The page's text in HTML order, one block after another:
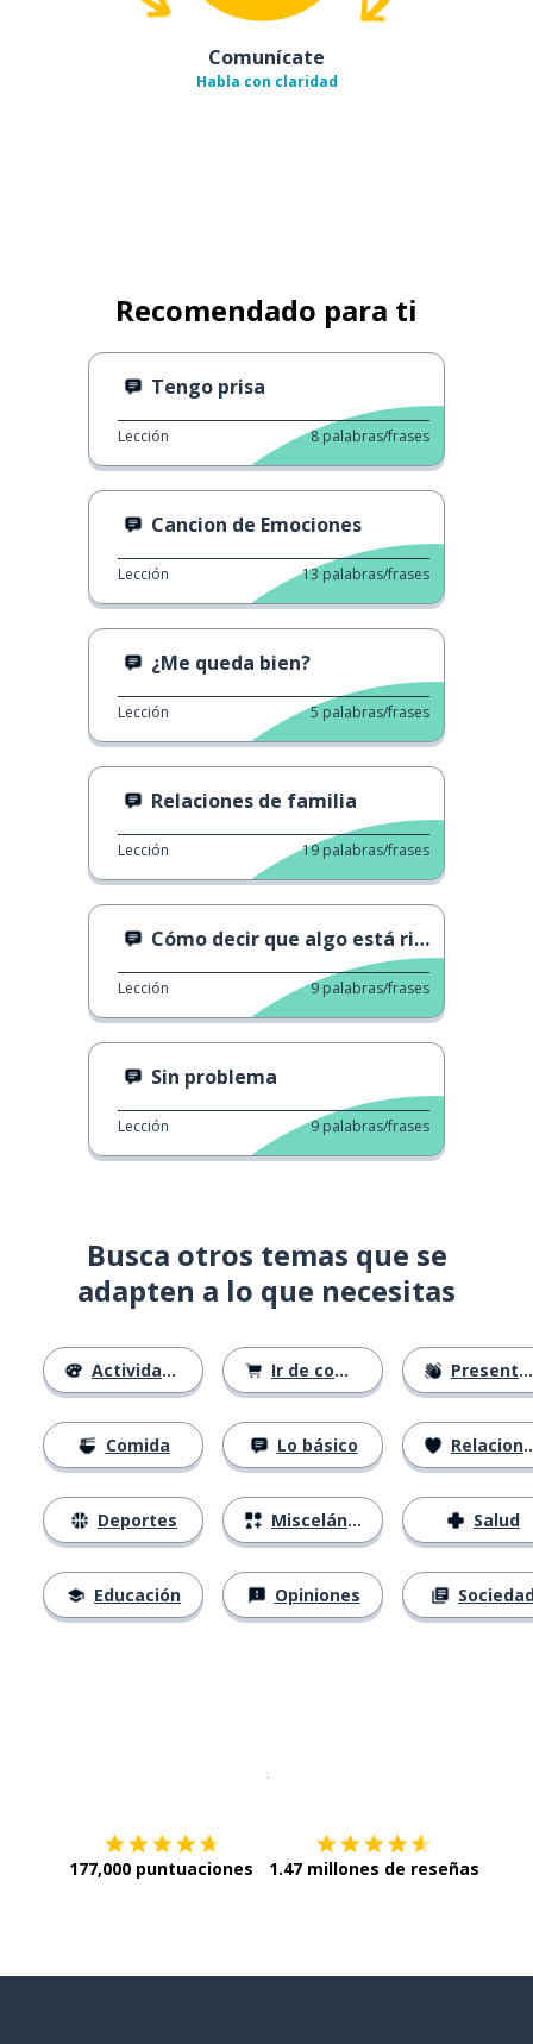
Comunícate
Habla con claridad
Recomendado para ti
Tengo prisa
Lección 8 palabras/frases
Cancion de Emociones
Lección 13 palabras/frases
¿Me queda bien?
Lección 5 palabras/frases
Relaciones de familia
Lección 19 palabras/frases
Cómo decir que algo está rico
Lección 9 palabras/frases
Sin problema
Lección 9 palabras/frases
Busca otros temas que se
adapten a lo que necesitas
Actividades
Comida
Deportes
Educación
Ir de compras
Lo básico
Misceláneo
Opiniones
Presentándose
Relaciones
Salud
177,000 puntuaciones 1.47 millones de reseñas